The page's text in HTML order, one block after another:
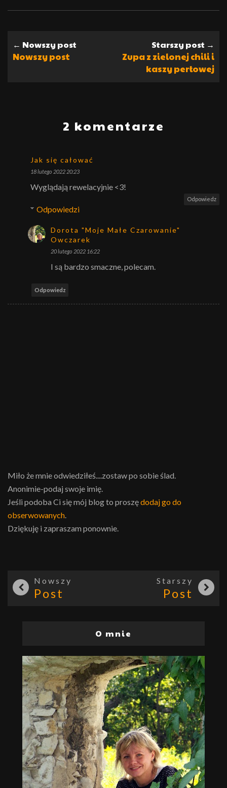
← Nowszy post
Nowszy post
Starszy post →
Zupa z zielonej chili i
kaszy perłowej
2 komentarze
Jak się całować
18 lutego 2022 20:23
Wyglądają rewelacyjnie <3!
Odpowiedz
Odpowiedzi
Dorota "Moje Małe Czarowanie"
Owczarek
20 lutego 2022 16:22
I są bardzo smaczne, polecam.
Odpowiedz
Miło że mnie odwiedziłeś....zostaw po sobie ślad.
Anonimie-podaj swoje imię.
Jeśli podoba Ci się mój blog to proszędodaj go do
obserwowanych
Dziękuję i zapraszam ponownie.
Nowszy
Post
Starszy
Post
O mnie